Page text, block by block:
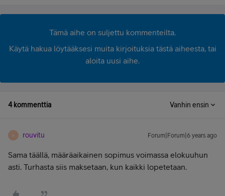
Tämä aihe on suljettu kommenteilta.
Käytä hakua löytääksesi muita kirjoituksia tästä aiheesta, tai
aloita uusi aihe.
4 kommenttia Vanhin ensin
R rouvitu Forum|Forum|6 years ago
Sama täällä, määräaikainen sopimus voimassa elokuuhun
asti. Turhasta siis maksetaan, kun kaikki lopetetaan.